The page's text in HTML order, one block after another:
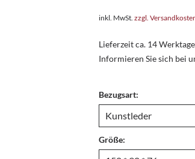
inkl. MwSt.zzgl.
Lieferzeit ca. 14
Informieren Sie sich bei
Bezugsart:
Größe: